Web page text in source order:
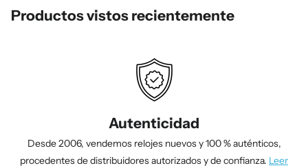
Productos vistos recientemente
Autenticidad
Desde 2006, vendemos relojes nuevos y 100 % auténticos,
procedentes de distribuidores autorizados y de confianza. Leer